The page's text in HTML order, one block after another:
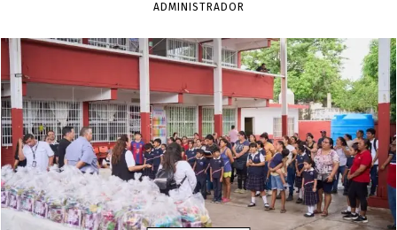
ADMINISTRADOR